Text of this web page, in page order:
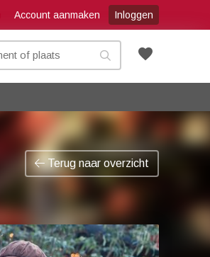
Account aanmaken Inloggen
favorite
Terug naar overzicht